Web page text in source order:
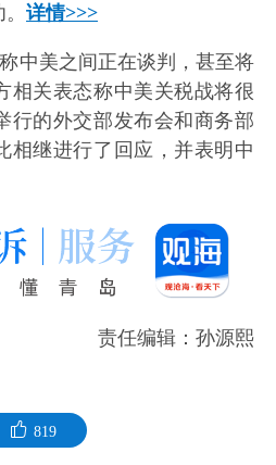
详情>>>
中美之间正在谈判，甚至将
相关表态称中美关税战将很
行的外交部发布会和商务部
相继进行了回应，并表明中
责任编辑：孙源熙
819